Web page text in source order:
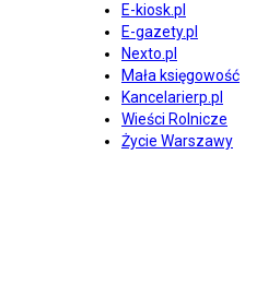
E-kiosk.pl
E-gazety.pl
Nexto.pl
Mała księgowość
Kancelarierp.pl
Wieści Rolnicze
Życie Warszawy